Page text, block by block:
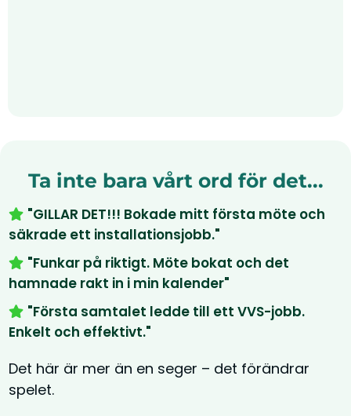
Ta inte bara vårt ord för det...
"GILLAR DET!!! Bokade mitt första möte och
säkrade ett installationsjobb."
"Funkar på riktigt. Möte bokat och det
hamnade rakt in i min kalender"
"Första samtalet ledde till ett VVS-jobb.
Enkelt och effektivt."
Det här är mer än en seger – det förändrar
spelet.